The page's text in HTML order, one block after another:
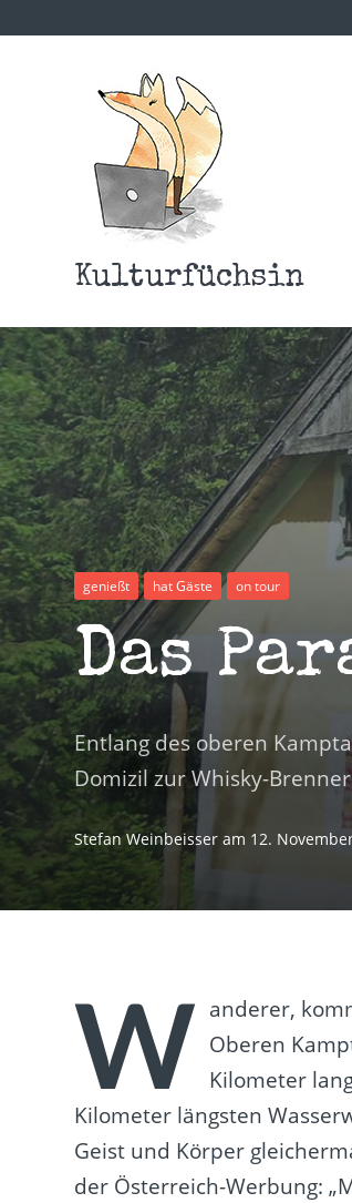
Kulturfüchsin
genießt hat Gäste on tour
Das
Entlang des oberen
Domizil zur Whisky-
Stefan Weinbeisseram 12.
W anderer,
Oberen
Kilometer
Kilometer längsten
Geist und Körper
der Österreich-Werbung: